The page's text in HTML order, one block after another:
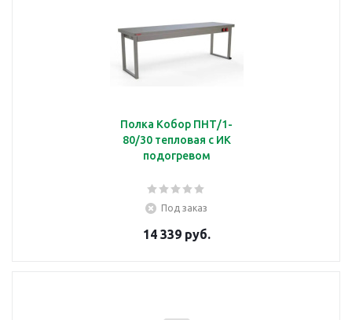
Полка Кобор ПНТ/1-
80/30 тепловая с ИК
подогревом
Под заказ
14 339 руб.